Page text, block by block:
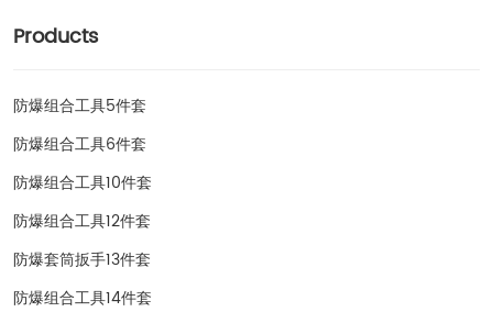
Products
防爆组合工具5件套
防爆组合工具6件套
防爆组合工具10件套
防爆组合工具12件套
防爆套筒扳手13件套
防爆组合工具14件套